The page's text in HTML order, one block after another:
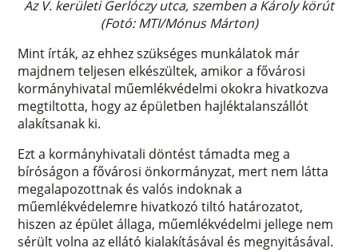
Az V. kerületi Gerlóczy utca, szemben a Károly körút
(Fotó: MTI/Mónus Márton)
Mint írták, az ehhez szükséges munkálatok már
majdnem teljesen elkészültek, amikor a fővárosi
kormányhivatal műemlékvédelmi okokra hivatkozva
megtiltotta, hogy az épületben hajléktalanszállót
alakítsanak ki.
Ezt a kormányhivatali döntést támadta meg a
bíróságon a fővárosi önkormányzat, mert nem látta
megalapozottnak és valós indoknak a
műemlékvédelemre hivatkozó tiltó határozatot,
hiszen az épület állaga, műemlékvédelmi jellege nem
sérült volna az ellátó kialakításával és megnyitásával.